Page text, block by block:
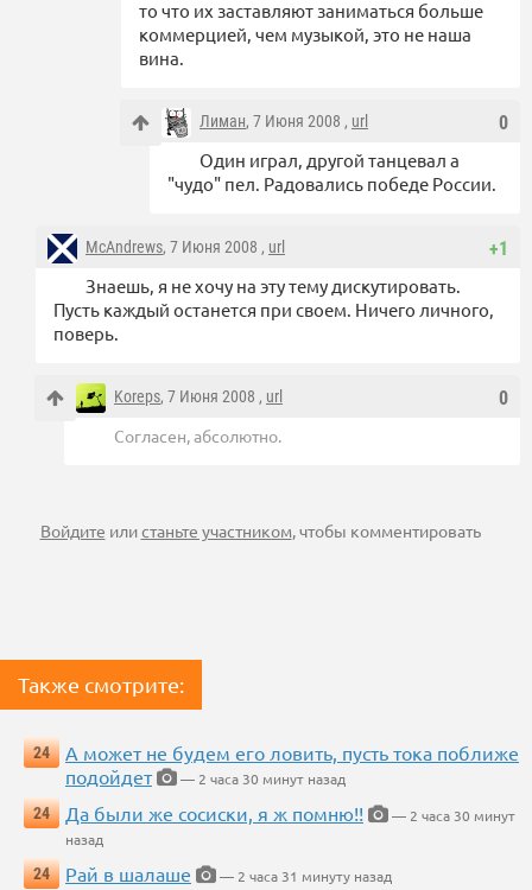
то что их заставляют заниматься больше
коммерцией, чем музыкой, это не наша
вина.
0
Лиман, 7 Июня 2008 , url
Один играл, другой танцевал а
"чудо" пел. Радовались победе России.
+1
McAndrews, 7 Июня 2008 , url
Знаешь, я не хочу на эту тему дискутировать.
Пусть каждый останется при своем. Ничего личного,
поверь.
0
Koreps, 7 Июня 2008 , url
Согласен, абсолютно.
Войдите илистаньте участником, чтобы комментировать
Также смотрите:
24
А может не будем его ловить, пусть тока поближе
подойдет
— 2 часа 30 минут назад
24
Да были же сосиски, я ж помню!!
— 2 часа 30 минут
назад
24
Рай в шалаше
— 2 часа 31 минуту назад